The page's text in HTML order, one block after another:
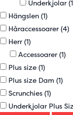
Underkjolar
Hängslen (1)
Håraccessoarer (4)
Herr (1)
Accessoarer (1)
Plus size (1)
Plus size Dam (1)
Scrunchies (1)
Underkjolar Plus